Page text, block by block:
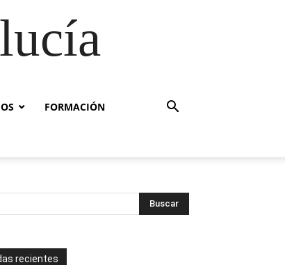
FORMACIÓN
recientes